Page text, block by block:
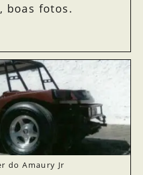
boas fotos.
do Amaury Jr